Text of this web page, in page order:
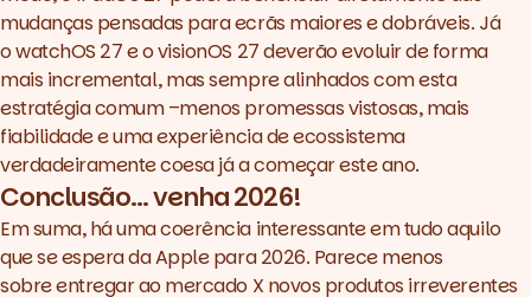
mudanças pensadas para ecrãs maiores e dobráveis. Já
o watchOS 27 e o visionOS 27 deverão evoluir de forma
mais incremental, mas sempre alinhados com esta
estratégia comum –menos promessas vistosas, mais
fiabilidade e uma experiência de ecossistema
verdadeiramente coesa já a começar este ano.
Conclusão... venha 2026!
Em suma, há uma coerência interessante em tudo aquilo
que se espera da Apple para 2026. Parece menos
sobre entregar ao mercado X novos produtos irreverentes